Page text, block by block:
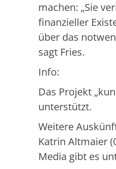
machen: „Sie
finanzieller
über das
sagt Fries.
Info:
Das Projekt
unterstützt.
Weitere
Katrin Altmaier
Media gibt es